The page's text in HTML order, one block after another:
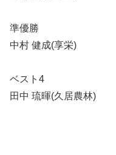
準優勝
中村 健成(享栄)
ベスト4
田中 琉暉(久居農林)